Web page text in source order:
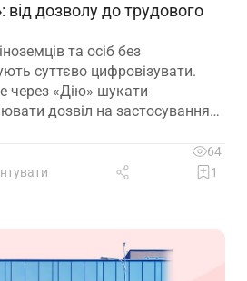
від дозволу до трудового
та осіб без
суттєво цифровізувати.
через «Дію» шукати
дозвіл на застосування
64
1